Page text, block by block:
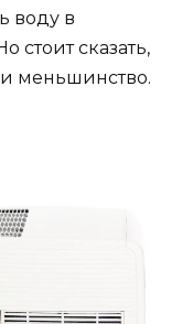
воду в
стоит сказать,
меньшинство.